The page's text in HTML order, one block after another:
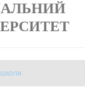
школи